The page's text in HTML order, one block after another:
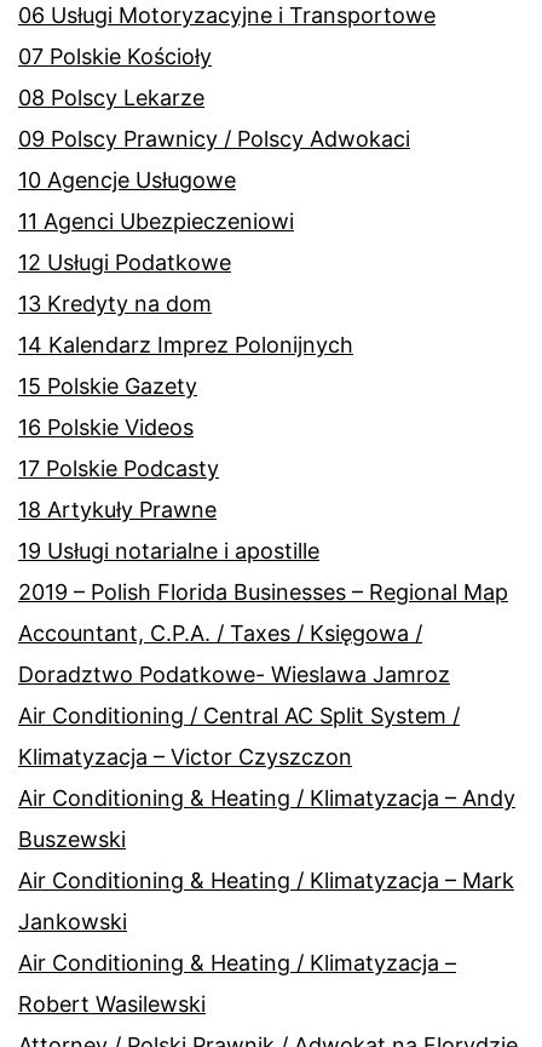
06 Usługi Motoryzacyjne i Transportowe
07 Polskie Kościoły
08 Polscy Lekarze
09 Polscy Prawnicy / Polscy Adwokaci
10 Agencje Usługowe
11 Agenci Ubezpieczeniowi
12 Usługi Podatkowe
13 Kredyty na dom
14 Kalendarz Imprez Polonijnych
15 Polskie Gazety
16 Polskie Videos
17 Polskie Podcasty
18 Artykuły Prawne
19 Usługi notarialne i apostille
2019 – Polish Florida Businesses – Regional Map
Accountant, C.P.A. / Taxes / Księgowa /
Doradztwo Podatkowe- Wieslawa Jamroz
Air Conditioning / Central AC Split System /
Klimatyzacja – Victor Czyszczon
Air Conditioning & Heating / Klimatyzacja – Andy
Buszewski
Air Conditioning & Heating / Klimatyzacja – Mark
Jankowski
Air Conditioning & Heating / Klimatyzacja –
Robert Wasilewski